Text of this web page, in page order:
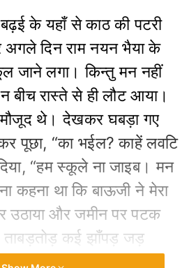
के यहाँ से काठ की पटरी
दिन राम नयन भैया के
जाने लगा। किन्तु मन नहीं
बीच रास्ते से ही लौट आया।
थे। देखकर घबड़ा गए
पूछा, “का भईल? काहें लवटि
“हम स्कूले ना जाइब। मन
कहना था कि बाऊजी ने मेरा
उठाया और जमीन पर पटक
ताबड़तोड़ कई झाँपड़ जड़
माई जबतक आती और उनके